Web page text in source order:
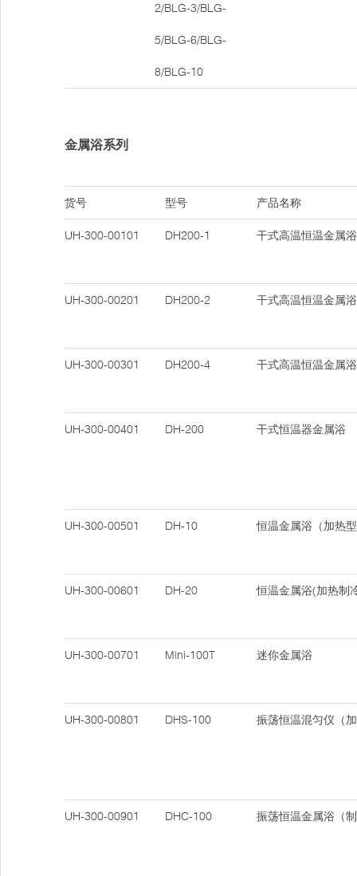
2/BLG-3/BLG-
5/BLG-6/BLG-
8/BLG-10
金属浴系列
货号 型号 产品名称
UH-300-00101 DH200-1 干式高温恒温金属浴
UH-300-00201 DH200-2 干式高温恒温金属浴
UH-300-00301 DH200-4 干式高温恒温金属浴
UH-300-00401 DH-200 干式恒温器金属浴
UH-300-00501 DH-10 恒温金属浴（加热
UH-300-00601 DH-20 恒温金属浴(加热制
UH-300-00701 Mini-100T 迷你金属浴
UH-300-00801 DHS-100 振荡恒温混匀仪（
UH-300-00901 DHC-100 振荡恒温金属浴（